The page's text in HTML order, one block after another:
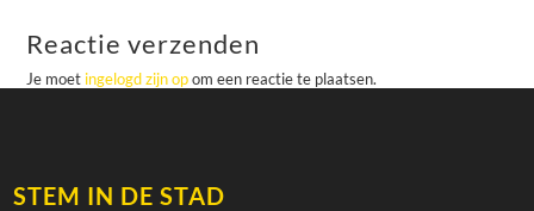
Reactie verzenden
Je moet ingelogd zijn opom een reactie te plaatsen.
STEM IN DE STAD